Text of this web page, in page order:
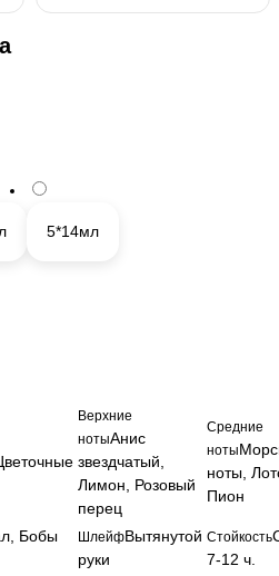
5*14мл
Верхние
нотыАнис
звездчатый,
Лимон, Розовый
перец
Средние
ноты
ноты,
Пион
Бобы
ШлейфВытянутой
руки
Стойкость
7-12 ч.